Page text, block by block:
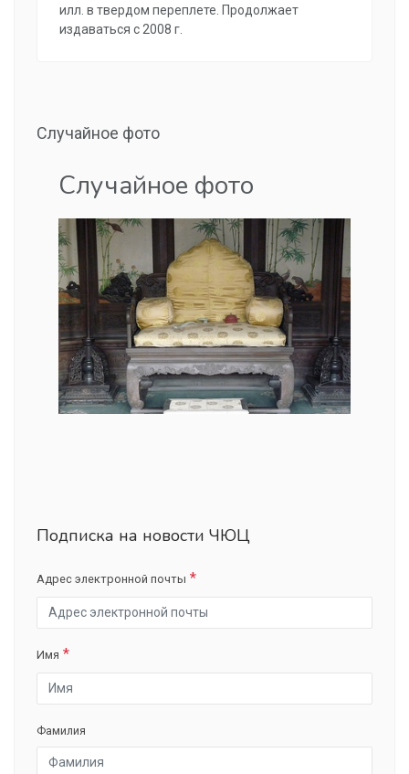
илл. в твердом переплете. Продолжает
издаваться с 2008 г.
Случайное фото
Случайное фото
Подписка на новости ЧЮЦ
Адрес электронной почты
Имя
Фамилия